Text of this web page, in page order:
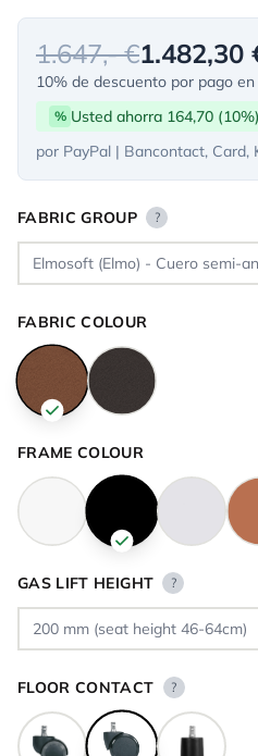
1.647,- €1.482,30
10% de descuento por pago
% Usted ahorra 164,70 (10%)
por PayPal | Bancontact, Card,
FABRIC GROUP ?
FABRIC COLOUR
FRAME COLOUR
GAS LIFT HEIGHT ?
FLOOR CONTACT ?